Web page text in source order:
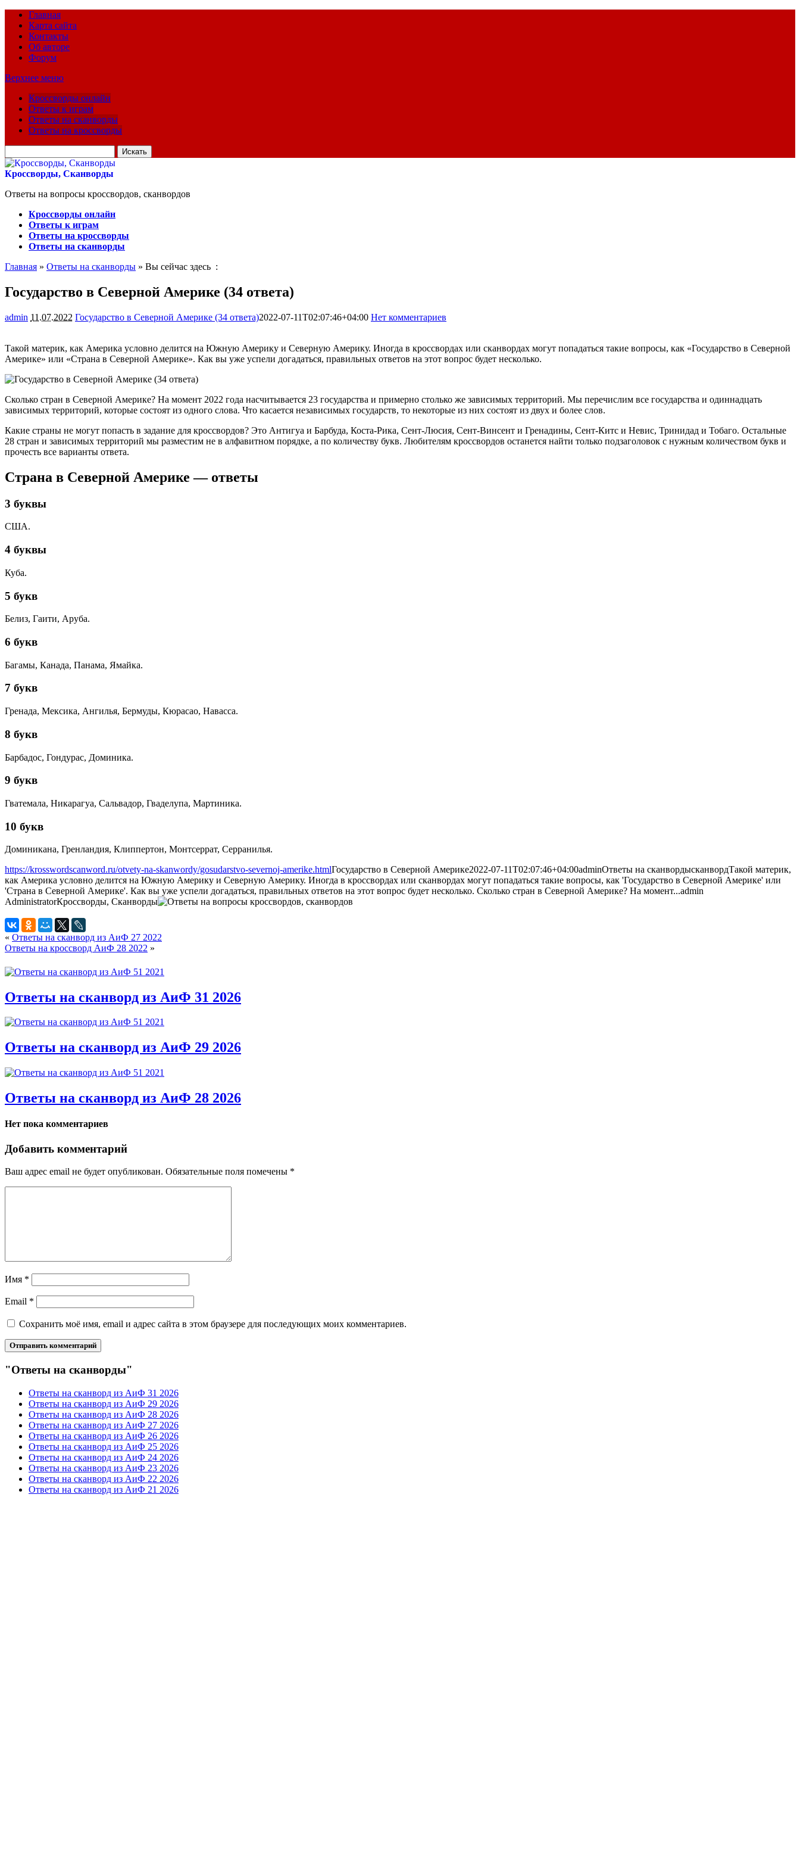
Главная
Карта сайта
Контакты
Об авторе
Форум
Верхнее меню
Кроссворды онлайн
Ответы к играм
Ответы на сканворды
Ответы на кроссворды
для:
Кроссворды, Сканворды
Ответы на вопросы кроссвордов, сканвордов
Кроссворды онлайн
Ответы к играм
Ответы на кроссворды
Ответы на сканворды
Главная » Ответы на сканворды » Вы сейчас здесь :
Государство в Северной Америке (34 ответа)
admin 11.07.2022 Государство в Северной Америке (34 ответа)2022-07-11T02:07:46+04:00 Нет комментариев
Такой материк, как Америка условно делится на Южную Америку и Северную Америку. Иногда в кроссвордах или сканвордах могут попадаться такие вопросы, как «Государство в Северной
Америке» или «Страна в Северной Америке». Как вы уже успели догадаться, правильных ответов на этот вопрос будет несколько.
Сколько стран в Северной Америке? На момент 2022 года насчитывается 23 государства и примерно столько же зависимых территорий. Мы перечислим все государства и одиннадцать
зависимых территорий, которые состоят из одного слова. Что касается независимых государств, то некоторые из них состоят из двух и более слов.
Какие страны не могут попасть в задание для кроссвордов? Это Антигуа и Барбуда, Коста-Рика, Сент-Люсия, Сент-Винсент и Гренадины, Сент-Китс и Невис, Тринидад и Тобаго. Остальные
28 стран и зависимых территорий мы разместим не в алфавитном порядке, а по количеству букв. Любителям кроссвордов останется найти только подзаголовок с нужным количеством букв и
прочесть все варианты ответа.
Страна в Северной Америке — ответы
3 буквы
США.
4 буквы
Куба.
5 букв
Белиз, Гаити, Аруба.
6 букв
Багамы, Канада, Панама, Ямайка.
7 букв
Гренада, Мексика, Ангилья, Бермуды, Кюрасао, Навасса.
8 букв
Барбадос, Гондурас, Доминика.
9 букв
Гватемала, Никарагуа, Сальвадор, Гваделупа, Мартиника.
10 букв
Доминикана, Гренландия, Клиппертон, Монтсеррат, Серранилья.
https://krosswordscanword.ru/otvety-na-skanwordy/gosudarstvo-severnoj-amerike.htmlГосударство в Северной Америке2022-07-11T02:07:46+04:00adminОтветы на сканвордысканвордТакой материк,
как Америка условно делится на Южную Америку и Северную Америку. Иногда в кроссвордах или сканвордах могут попадаться такие вопросы, как 'Государство в Северной Америке' или
'Страна в Северной Америке'. Как вы уже успели догадаться, правильных ответов на этот вопрос будет несколько. Сколько стран в Северной Америке? На момент...admin
AdministratorКроссворды, Сканворды
« Ответы на сканворд из АиФ 27 2022
Ответы на кроссворд АиФ 28 2022 »
Ответы на сканворд из АиФ 31 2026
Ответы на сканворд из АиФ 29 2026
Ответы на сканворд из АиФ 28 2026
Нет пока комментариев
Добавить комментарий
Ваш адрес email не будет опубликован. Обязательные поля помечены *
Имя *
Email *
Сохранить моё имя, email и адрес сайта в этом браузере для последующих моих комментариев.
"Ответы на сканворды"
Ответы на сканворд из АиФ 31 2026
Ответы на сканворд из АиФ 29 2026
Ответы на сканворд из АиФ 28 2026
Ответы на сканворд из АиФ 27 2026
Ответы на сканворд из АиФ 26 2026
Ответы на сканворд из АиФ 25 2026
Ответы на сканворд из АиФ 24 2026
Ответы на сканворд из АиФ 23 2026
Ответы на сканворд из АиФ 22 2026
Ответы на сканворд из АиФ 21 2026